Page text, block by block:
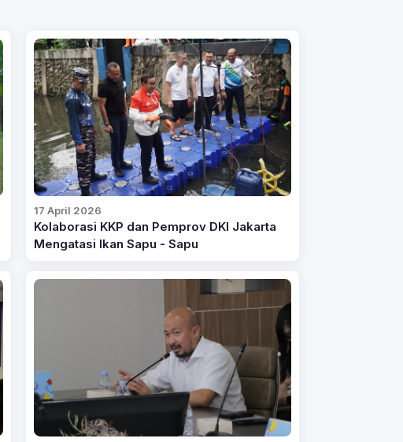
17 April 2026
Kolaborasi KKP dan Pemprov DKI Jakarta
Mengatasi Ikan Sapu - Sapu